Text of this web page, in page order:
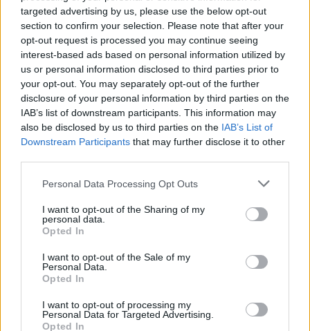
targeted advertising by us, please use the below opt-out
section to confirm your selection. Please note that after your
opt-out request is processed you may continue seeing
interest-based ads based on personal information utilized by
us or personal information disclosed to third parties prior to
your opt-out. You may separately opt-out of the further
disclosure of your personal information by third parties on the
IAB’s list of downstream participants. This information may
also be disclosed by us to third parties on the IAB’s List of
Downstream Participants that may further disclose it to other
Please note that this website/app uses one or more Google
not limited to your visit or usage behaviour. You may click to
grant or deny consent to Google and its third-party tags to
use your data for below specified purposes in below Google
consent section.
Personal Data Processing Opt Outs
I want to opt-out of the Sharing of my
personal data.
Opted In
I want to opt-out of the Sale of my
Personal Data.
Opted In
I want to opt-out of processing my
Personal Data for Targeted Advertising.
Opted In
újra magyar moziban a hetedik
Richter Géza•2016. február 03.
Nyilván sokan hallottátok az örömteli hírt, hogy az év
elején ismét megnyitott a Bem Mozi. A patinás
budapesti intézmény úgynevezett "repertory
cinemaként" működik tovább, amiben válogatott
klasszikus és kultfilmeket vetítenek 35mm-es
mozikópiáról a nagyérdeműnek. A megújulás első
műsorra tűzött…